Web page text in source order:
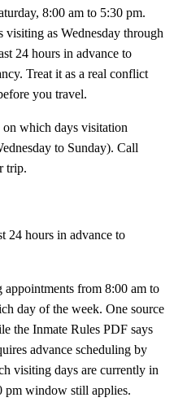
8:00 am to 5:30 pm.
as Wednesday through
24 hours in advance to
Treat it as a real conflict
you travel.
which days visitation
to Sunday). Call
trip.
24 hours in advance to
from 8:00 am to
day of the week. One source
the Inmate Rules PDF says
advance scheduling by
visiting days are currently in
pm window still applies.